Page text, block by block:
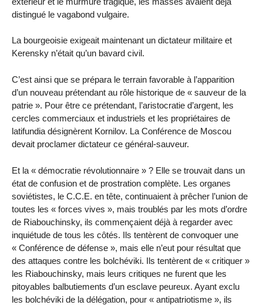
distingué le vagabond vulgaire.
La bourgeoisie exigeait maintenant un dictateur militaire et
Kerensky n’était qu’un bavard civil.
C’est ainsi que se prépara le terrain favorable à l’apparition
d’un nouveau prétendant au rôle historique de « sauveur de la
patrie ». Pour être ce prétendant, l’aristocratie d’argent, les
cercles commerciaux et industriels et les propriétaires de
latifundia désignèrent Kornilov. La Conférence de Moscou
devait proclamer dictateur ce général-sauveur.
Et la « démocratie révolutionnaire » ? Elle se trouvait dans un
état de confusion et de prostration complète. Les organes
soviétistes, le C.C.E. en tête, continuaient à prêcher l’union de
toutes les « forces vives », mais troublés par les mots d’ordre
de Riabouchinsky, ils commençaient déjà à regarder avec
inquiétude de tous les côtés. Ils tentèrent de convoquer une
« Conférence de défense », mais elle n’eut pour résultat que
des attaques contre les bolchéviki. Ils tentèrent de « critiquer »
les Riabouchinsky, mais leurs critiques ne furent que les
pitoyables balbutiements d’un esclave peureux. Ayant exclu
les bolchéviki de la délégation, pour « antipatriotisme », ils